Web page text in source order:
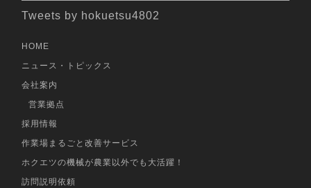
Tweets by hokuetsu4802
HOME
ニュース・トピックス
会社案内
営業拠点
採用情報
作業場まるごと改善サービス
ホクエツの機械が農業以外でも大活躍！
訪問説明依頼